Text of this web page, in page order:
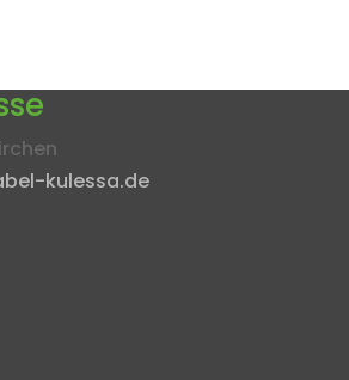
kulessa.de